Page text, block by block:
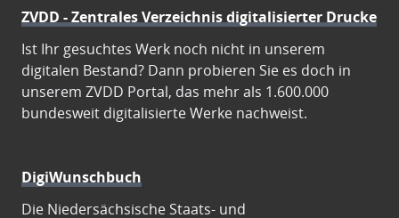
ZVDD - Zentrales Verzeichnis digitalisierter Drucke
Ist Ihr gesuchtes Werk noch nicht in unserem
digitalen Bestand? Dann probieren Sie es doch in
unserem ZVDD Portal, das mehr als 1.600.000
bundesweit digitalisierte Werke nachweist.
DigiWunschbuch
Die Niedersächsische Staats- und